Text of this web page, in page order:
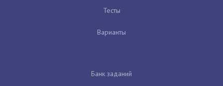
Тесты
Варианты
Банк заданий